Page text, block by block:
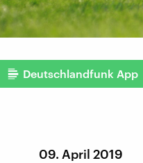
Deutschlandfunk App
09. April 2019